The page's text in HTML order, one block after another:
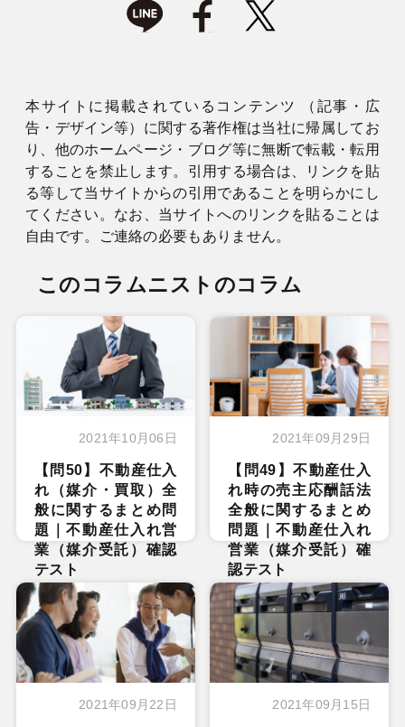
本サイトに掲載されているコンテンツ （記事・広
告・デザイン等）に関する著作権は当社に帰属してお
り、他のホームページ・ブログ等に無断で転載・転用
することを禁止します。引用する場合は、リンクを貼
る等して当サイトからの引用であることを明らかにし
てください。なお、当サイトへのリンクを貼ることは
自由です。ご連絡の必要もありません。
このコラムニストのコラム
2021年10月06日
【問50】不動産仕入
れ（媒介・買取）全
般に関するまとめ問
題｜不動産仕入れ営
業（媒介受託）確認
テスト
2021年09月29日
【問49】不動産仕入
れ時の売主応酬話法
全般に関するまとめ
問題｜不動産仕入れ
営業（媒介受託）確
認テスト
2021年09月22日 2021年09月15日